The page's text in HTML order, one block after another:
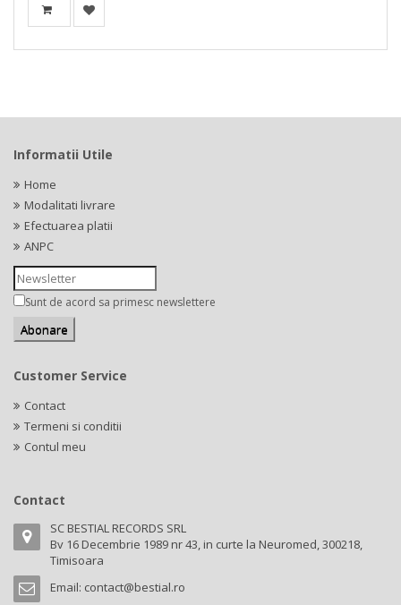
Informatii Utile
Home
Modalitati livrare
Efectuarea platii
ANPC
Sunt de acord sa primesc newslettere
Customer Service
Contact
Termeni si conditii
Contul meu
Contact
SC BESTIAL RECORDS SRL
Bv 16 Decembrie 1989 nr 43, in curte la Neuromed, 300218,
Timisoara
Email: contact@bestial.ro